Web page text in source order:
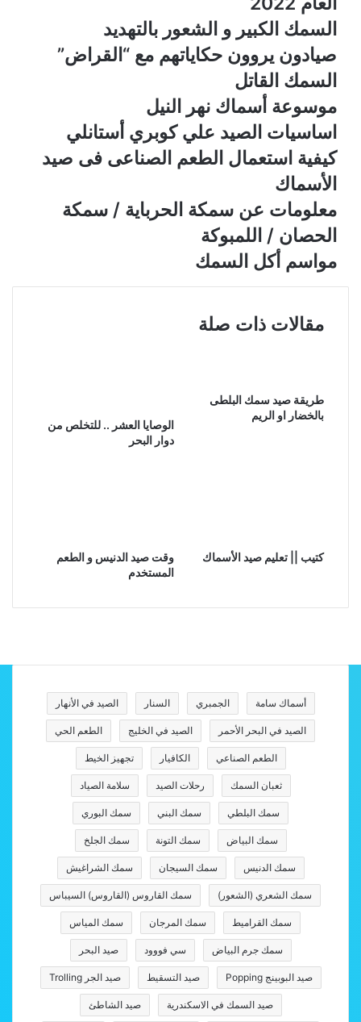
السمك الكبير و الشعور بالتهديد
صيادون يروون حكاياتهم مع “القراض”
السمك القاتل
موسوعة أسماك نهر النيل
اساسيات الصيد علي كوبري أستانلي
كيفية استعمال الطعم الصناعى فى صيد
الأسماك
معلومات عن ﺳﻤﻜﺔ ﺍﻟﺤﺮﺑﺎﻳﺔ / ﺳﻤﻜﺔ
ﺍﻟﺤﺼﺎﻥ / ﺍﻟﻠﻤﺒﻮﻛﺔ
مواسم أكل السمك
مقالات ذات صلة
الوصايا العشر .. للتخلص من
دوار البحر
طريقة صيد سمك البلطى
بالخضار او الريم
وقت صيد الدنيس و الطعم
المستخدم
كتيب || تعليم صيد الأسماك
أسماك سامة الجمبري السنار الصيد في الأنهار
الصيد في البحر الأحمر الصيد في الخليج الطعم الحي
الطعم الصناعي الكافيار تجهيز الخيط
ثعبان السمك رحلات الصيد سلامة الصياد
سمك البلطي سمك البني سمك البوري
سمك البياض سمك التونة سمك الجلخ
سمك الدنيس سمك السيجان سمك الشراغيش
سمك الشعري (الشعور) سمك القاروس (القاروس) السيباس
سمك القراميط سمك المرجان سمك المياس
سمك جرم البياض سي فووود صيد البحر
صيد البوبينج Popping صيد التسقيط صيد الجر Trolling
صيد السمك في الاسكندرية صيد الشاطئ